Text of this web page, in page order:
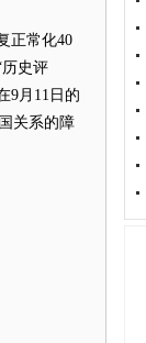
正常化40
史评
9月11日的
关系的障